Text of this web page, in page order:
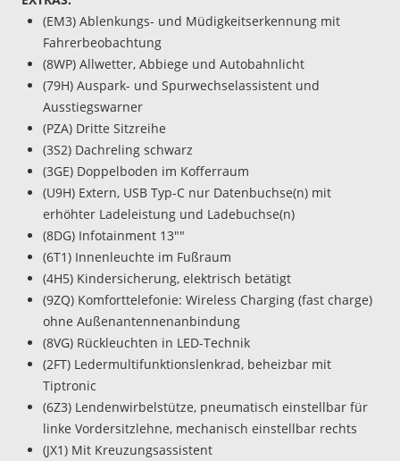
(EM3) Ablenkungs- und Müdigkeitserkennung mit
Fahrerbeobachtung
(8WP) Allwetter, Abbiege und Autobahnlicht
(79H) Auspark- und Spurwechselassistent und
Ausstiegswarner
(PZA) Dritte Sitzreihe
(3S2) Dachreling schwarz
(3GE) Doppelboden im Kofferraum
(U9H) Extern, USB Typ-C nur Datenbuchse(n) mit
erhöhter Ladeleistung und Ladebuchse(n)
(8DG) Infotainment 13""
(6T1) Innenleuchte im Fußraum
(4H5) Kindersicherung, elektrisch betätigt
(9ZQ) Komforttelefonie: Wireless Charging (fast charge)
ohne Außenantennenanbindung
(8VG) Rückleuchten in LED-Technik
(2FT) Ledermultifunktionslenkrad, beheizbar mit
Tiptronic
(6Z3) Lendenwirbelstütze, pneumatisch einstellbar für
linke Vordersitzlehne, mechanisch einstellbar rechts
(JX1) Mit Kreuzungsassistent